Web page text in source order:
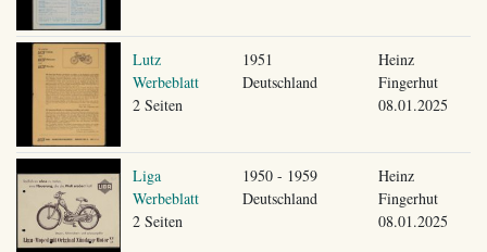
Lutz
Werbeblatt
2 Seiten
1951
Deutschland
Heinz
Fingerhut
08.01.2025
Liga
Werbeblatt
2 Seiten
1950 - 1959
Deutschland
Heinz
Fingerhut
08.01.2025